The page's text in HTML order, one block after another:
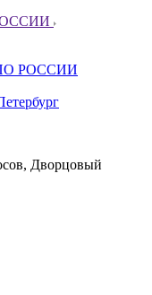
РОССИИ
Дворцовый